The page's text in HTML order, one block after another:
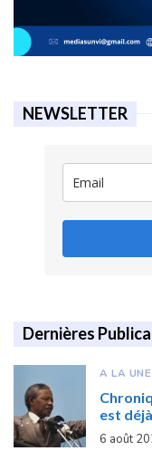
NEWSLETTER
Dernières
A LA UNE
est
6 août